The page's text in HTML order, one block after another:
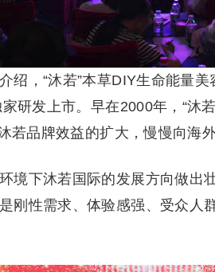
绍，“沐若”本草DIY生命能量
研发上市。早在2000年，“沐
若品牌效益的扩大，慢慢向海
境下沐若国际的发展方向做出
性需求、体验感强、受众人